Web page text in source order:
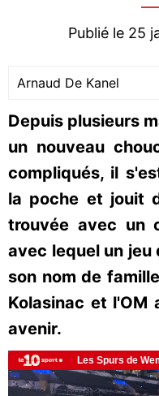
Publié le 25
Arnaud De Kanel
Depuis plusieurs
un nouveau
compliqués, il
la poche et jouit
trouvée avec un
avec lequel un
son nom de
Kolasinac et l'OM
avenir.